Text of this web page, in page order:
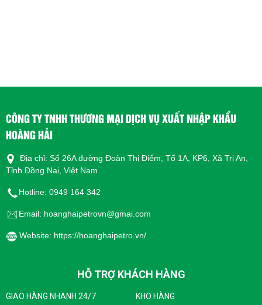
CÁC TIÊU CHUẨN HIỆU NĂNG
Thông tin đang được cập nhật
LƯU Ý KHI SỬ DỤNG
CÔNG TY TNHH THƯƠNG MẠI DỊCH VỤ XUẤT NHẬP KHẨU
HOÀNG HẢI
Địa chỉ: Số 26A đường Đoàn Thị Điểm, Tổ 1A, KP6, Xã Trị An,
Tỉnh Đồng Nai, Việt Nam
Hotline: 0949 164 342
Email: hoanghaipetrovn@gmai.com
Website: https://hoanghaipetro.vn/
HỖ TRỢ KHÁCH HÀNG
GIAO HÀNG NHANH 24/7 KHO HÀNG